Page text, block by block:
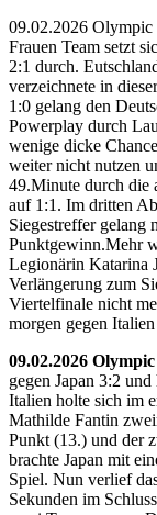
09.02.2026 Olympic
Frauen Team setzt
2:1 durch.
verzeichnete in
1:0 gelang den
Powerplay durch
wenige dicke
weiter nicht nutzen
49.Minute durch die
auf 1:1. Im dritten
Siegestreffer gelang
Punktgewinn.Mehr
Legionärin Katarina
Verlängerung zum
Viertelfinale nicht
morgen gegen
09.02.2026
gegen Japan 3:2
Italien holte sich im
Mathilde Fantin
Punkt (13.) und der
brachte Japan mit
Spiel. Nun verlief
Sekunden im